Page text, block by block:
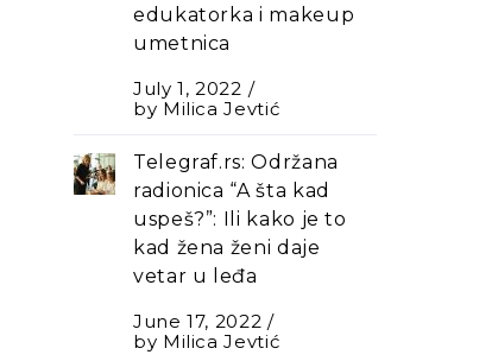
edukatorka i makeup
umetnica
July 1, 2022
by Milica Jevtić
Telegraf.rs: Održana
radionica “A šta kad
uspeš?”: Ili kako je to
kad žena ženi daje
vetar u leđa
June 17, 2022
by Milica Jevtić